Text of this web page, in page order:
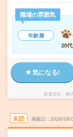
職場の雰囲気
年齢層
20代
気になる!
派遣会社 株
未読 掲載日 2026/08/